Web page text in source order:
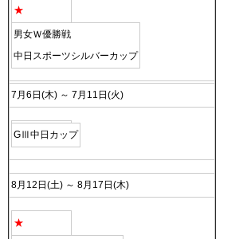
★
男女Ｗ優勝戦
中日スポーツシルバーカップ
7月6日(木) ～ 7月11日(火)
GⅢ中日カップ
8月12日(土) ～ 8月17日(木)
★